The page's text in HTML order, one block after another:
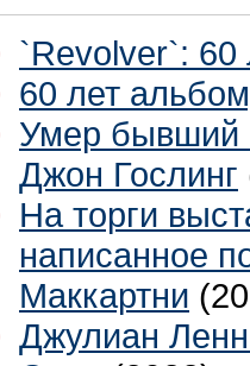
`Revolver`: 60
60 лет
Умер бывший
Джон Гослинг
На торги
написанное
Маккартни
Джулиан